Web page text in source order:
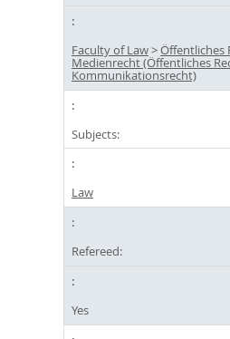
Faculty of Law>Öffentliches
Medienrecht (Öffentliches
Kommunikationsrecht)
Subjects:
Law
Refereed:
Yes